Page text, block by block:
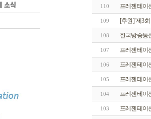
110 프레젠테이
109 [후원] '제3
108 한국방송통
107 프레젠테이
106 프레젠테이
105 프레젠테이
104 프레젠테이
103 프레젠테이